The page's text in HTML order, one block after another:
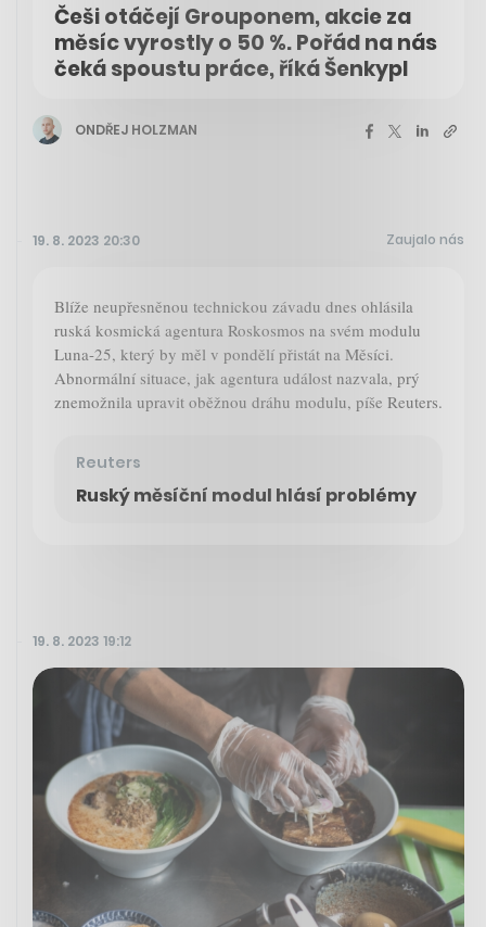
Češi otáčejí Grouponem, akcie za
měsíc vyrostly o 50 %. Pořád na nás
čeká spoustu práce, říká Šenkypl
ONDŘEJ HOLZMAN
19. 8. 2023 20:30 Zaujalo nás
Blíže neupřesněnou technickou závadu dnes ohlásila
ruská kosmická agentura Roskosmos na svém modulu
Luna-25, který by měl v pondělí přistát na Měsíci.
Abnormální situace, jak agentura událost nazvala, prý
znemožnila upravit oběžnou dráhu modulu, píše Reuters.
Reuters
Ruský měsíční modul hlásí problémy
19. 8. 2023 19:12